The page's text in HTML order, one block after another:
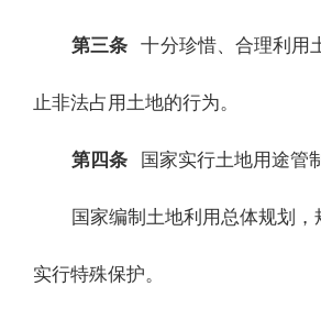
第三条 十分珍惜、合理利用
止非法占用土地的行为。
第四条 国家实行土地用途管
国家编制土地利用总体规划
实行特殊保护。